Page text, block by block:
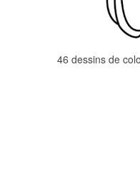
46 dessins de